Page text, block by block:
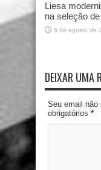
Liesa
na seleção
6 de agosto de
DEIXAR UMA
Seu email não
obrigatórios *